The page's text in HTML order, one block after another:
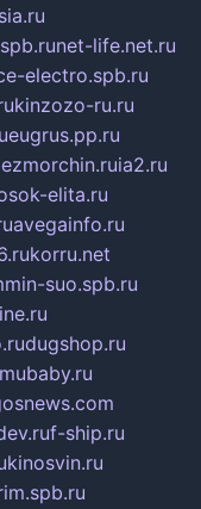
net-life.net.ru
electro.spb.ru
kinzozo-ru.ru
eugrus.pp.ru
ia2.ru
elita.ru
avegainfo.ru
korru.net
suo.spb.ru
dugshop.ru
f-ship.ru
kinosvin.ru